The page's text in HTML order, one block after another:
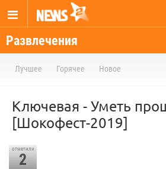
Развлечения
Лучшее Горячее Новое
Ключевая - Уметь
[Шокофест-2019]
отметили
2